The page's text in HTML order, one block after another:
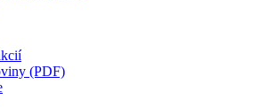
(PDF)